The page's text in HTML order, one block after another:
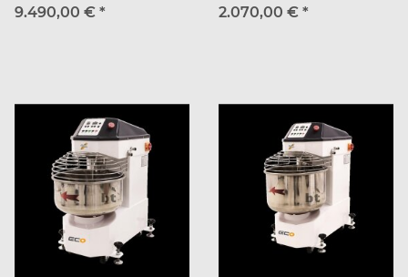
kg Teig
9.490,00 € * 2.070,00 € *